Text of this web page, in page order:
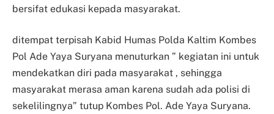
bersifat edukasi kepada masyarakat.
ditempat terpisah Kabid Humas Polda Kaltim Kombes
Pol Ade Yaya Suryana menuturkan ” kegiatan ini untuk
mendekatkan diri pada masyarakat , sehingga
masyarakat merasa aman karena sudah ada polisi di
sekelilingnya” tutup Kombes Pol. Ade Yaya Suryana.